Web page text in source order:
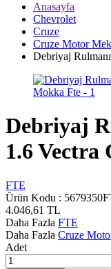
Anasayfa
Chevrolet
Cruze
Cruze Motor
Debriyaj
Debriyaj
1.6 Vectra
FTE
Ürün Kodu :
4.046,61 TL
Daha Fazla FTE
Daha Fazla Cruze
Adet